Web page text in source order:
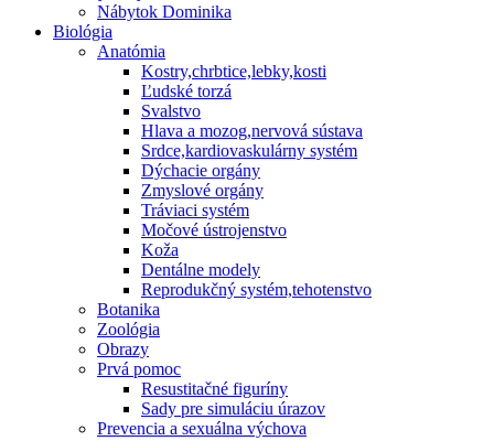
Nábytok Dominika
Biológia
Anatómia
Kostry,chrbtice,lebky,kosti
Ľudské torzá
Svalstvo
Hlava a mozog,nervová sústava
Srdce,kardiovaskulárny systém
Dýchacie orgány
Zmyslové orgány
Tráviaci systém
Močové ústrojenstvo
Koža
Dentálne modely
Reprodukčný systém,tehotenstvo
Botanika
Zoológia
Obrazy
Prvá pomoc
Resustitačné figuríny
Sady pre simuláciu úrazov
Prevencia a sexuálna výchova